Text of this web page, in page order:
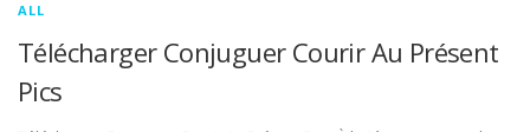
ALL
Télécharger Conjuguer Courir Au Présent
Pics